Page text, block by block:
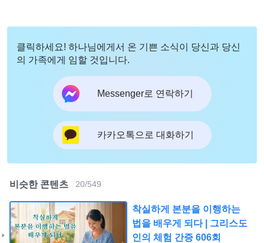
클릭하세요! 하나님에게서 온 기쁜 소식이 당신과 당신
의 가족에게 임할 것입니다.
Messenger로 연락하기
카카오톡으로 대화하기
비슷한 콘텐츠 20/549
착실하게 본분을 이행하는
법을 배우게 되다 | 그리스도
인의 체험 간증 606회